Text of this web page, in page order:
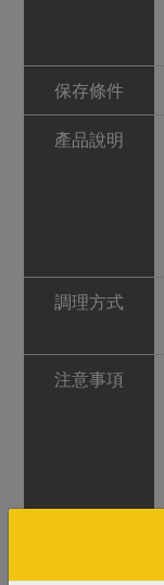
保存條件
產品說明
調理方式
注意事項